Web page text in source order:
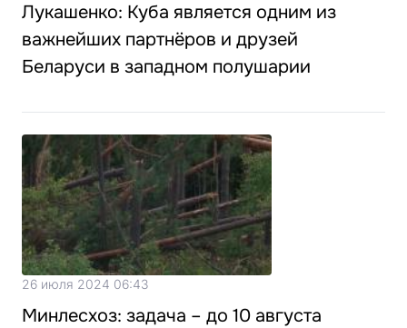
Лукашенко: Куба является одним из
важнейших партнёров и друзей
Беларуси в западном полушарии
26 июля 2024 06:43
Минлесхоз: задача – до 10 августа